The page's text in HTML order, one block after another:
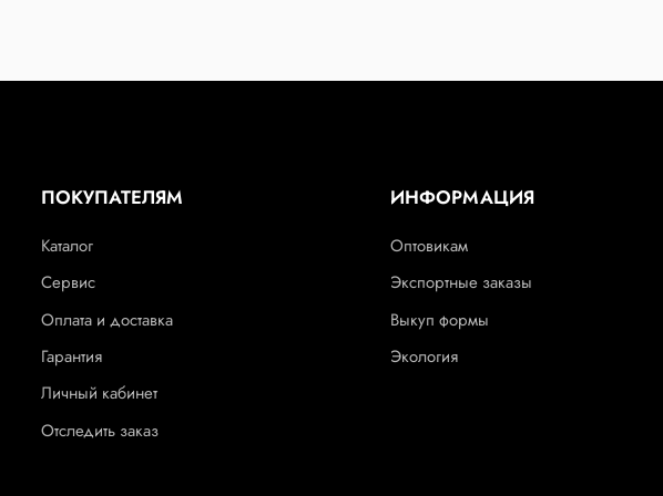
ПОКУПАТЕЛЯМ
Каталог
Сервис
Оплата и доставка
Гарантия
Личный кабинет
Отследить заказ
ИНФОРМАЦИЯ
Оптовикам
Экспортные заказы
Выкуп формы
Экология